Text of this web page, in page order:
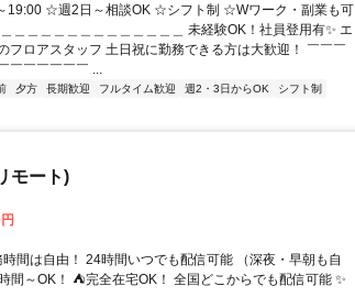
19:00 ☆週2日～相談OK ☆シフト制 ☆Wワーク・副業も可
＿＿＿＿＿＿＿＿＿＿＿＿＿ 未経験OK！社員登用有✨ エ
フロアスタッフ 土日祝に勤務できる方は大歓迎！ ￣￣￣
￣￣￣￣￣￣ ...
夕方 長期歓迎 フルタイム歓迎 週2・3日からOK
シフト制
モート)
間は自由！ 24時間いつでも配信可能 （深夜・早朝も自
間～OK！ ⛺完全在宅OK！ 全国どこからでも配信可能 ✨